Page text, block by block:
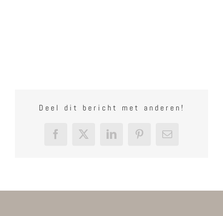
Deel dit bericht met anderen!
Facebook
X LinkedInPinterest
E-